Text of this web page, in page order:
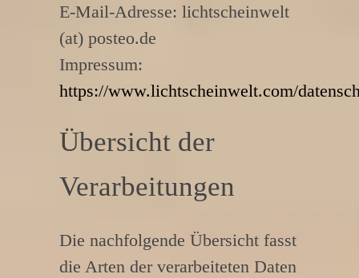
E-Mail-Adresse: lichtscheinwelt
(at) posteo.de
Impressum:
https://www.lichtscheinwelt.com/
Übersicht der
Verarbeitungen
Die nachfolgende Übersicht fasst
die Arten der verarbeiteten Daten